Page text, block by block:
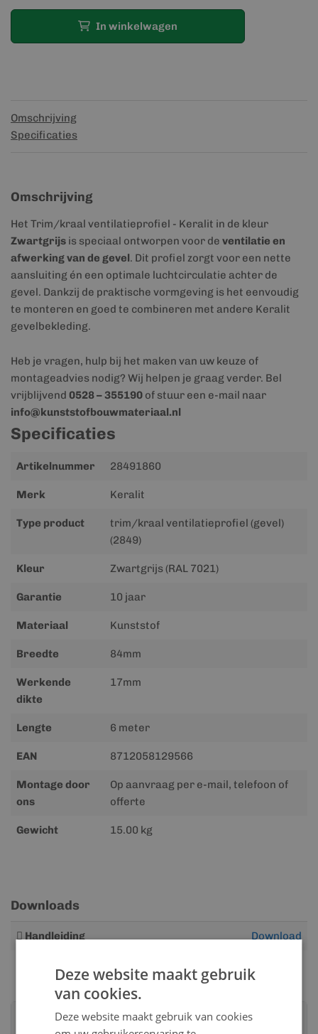
In winkelwagen
Omschrijving
Specificaties
Omschrijving
Het Trim/kraal ventilatieprofiel - Keralit in de kleur
Zwartgrijs is speciaal ontworpen voor de ventilatie en
afwerking van de gevel. Dit profiel zorgt voor een nette
aansluiting én een optimale luchtcirculatie achter de
gevel. Dankzij de praktische vormgeving is het eenvoudig
te monteren en goed te combineren met andere Keralit
gevelbekleding.
Heb je vragen, hulp bij het maken van uw keuze of
montageadvies nodig? Wij helpen je graag verder. Bel
vrijblijvend 0528 – 355190 of stuur een e-mail naar
info@kunststofbouwmateriaal.nl
Specificaties
Meer
Artikelnummer 28491860
Merk Keralit
Type product
trim/kraal ventilatieprofiel (gevel)
(2849)
Kleur Zwartgrijs (RAL 7021)
Garantie 10 jaar
Materiaal Kunststof
Breedte 84mm
Werkende
dikte
17mm
Lengte 6 meter
EAN 8712058129566
Montage door
ons
Op aanvraag per e-mail, telefoon of
offerte
Gewicht 15.00 kg
Downloads
Meer
Handleiding Download
Advies nodig?
Deze website maakt gebruik
van cookies.
Deze website maakt gebruik van cookies